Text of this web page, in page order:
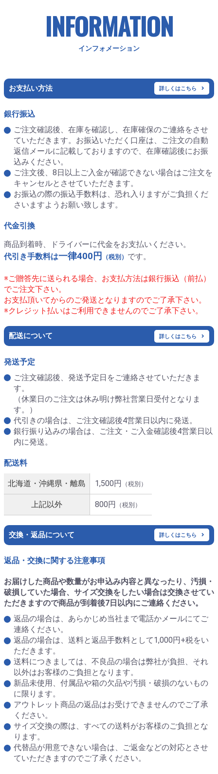
INFORMATION
インフォメーション
お支払い方法 詳しくはこちら
銀行振込
ご注文確認後、在庫を確認し、在庫確保のご連絡をさせ
ていただきます。お振込いただく口座は、ご注文の自動
返信メールに記載しておりますので、在庫確認後にお振
込みください。
ご注文後、8日以上ご入金が確認できない場合はご注文を
キャンセルとさせていただきます。
お振込の際の振込手数料は、恐れ入りますがご負担くだ
さいますようお願い致します。
代金引換
商品到着時、ドライバーに代金をお支払いください。
代引き手数料は一律400円 （税別） です。
※ご贈答先に送られる場合、お支払方法は銀行振込（前払）
でご注文下さい。
お支払頂いてからのご発送となりますのでご了承下さい。
※クレジット払いはご利用できませんのでご了承下さい。
配送について 詳しくはこちら
発送予定
ご注文確認後、発送予定日をご連絡させていただきま
す。
（休業日のご注文は休み明け弊社営業日受付となりま
す。）
代引きの場合は、ご注文確認後4営業日以内に発送。
銀行振り込みの場合は、ご注文・ご入金確認後4営業日以
内に発送。
配送料
北海道・沖縄県・離島 1,500円 （税別）
上記以外 800円 （税別）
交換・返品について 詳しくはこちら
返品・交換に関する注意事項
お届けした商品や数量がお申込み内容と異なったり、汚損・
破損していた場合、サイズ交換をしたい場合は交換させてい
ただきますので商品が到着後7日以内にご連絡ください。
返品の場合は、あらかじめ当社まで電話かメールにてご
連絡ください。
返品の場合は、送料と返品手数料として1,000円+税をい
ただきます。
送料につきましては、不良品の場合は弊社が負担、それ
以外はお客様のご負担となります。
新品未使用、付属品や箱の欠品や汚損・破損のないもの
に限ります。
アウトレット商品の返品はお受けできませんのでご了承
ください。
サイズ交換の際は、すべての送料がお客様のご負担とな
ります。
代替品が用意できない場合は、ご返金などの対応とさせ
ていただきますのでご了承ください。